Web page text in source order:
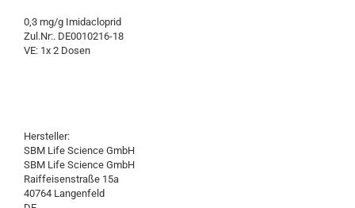
0,3 mg/g Imidacloprid
Zul.Nr:. DE0010216-18
VE: 1x 2 Dosen
Hersteller:
SBM Life Science GmbH
SBM Life Science GmbH
Raiffeisenstraße 15a
40764 Langenfeld